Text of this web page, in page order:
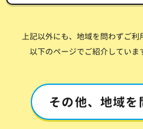
上記以外にも、地域を問わずご利
以下のページでご紹介していま
その他、地域